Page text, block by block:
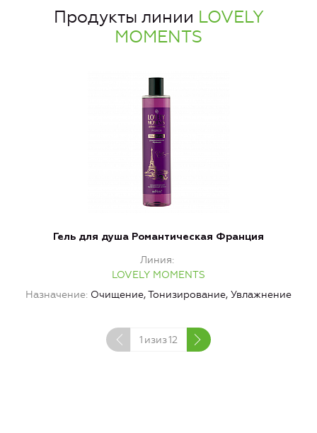
Продукты линии LOVELY
MOMENTS
Гель для душа Романтическая Франция
Линия
LOVELY MOMENTS
Назначение Очищение, Тонизирование, Увлажнение
1 изиз12